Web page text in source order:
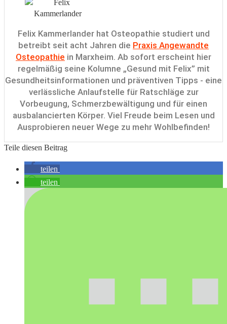
Felix Kammerlander hat Osteopathie studiert und
betreibt seit acht Jahren die Praxis Angewandte
Osteopathie in Marxheim. Ab sofort erscheint hier
regelmäßig seine Kolumne „Gesund mit Felix” mit
Gesundheitsinformationen und präventiven Tipps - eine
verlässliche Anlaufstelle für Ratschläge zur
Vorbeugung, Schmerzbewältigung und für einen
ausbalancierten Körper. Viel Freude beim Lesen und
Ausprobieren neuer Wege zu mehr Wohlbefinden!
Teile diesen Beitrag
teilen
teilen